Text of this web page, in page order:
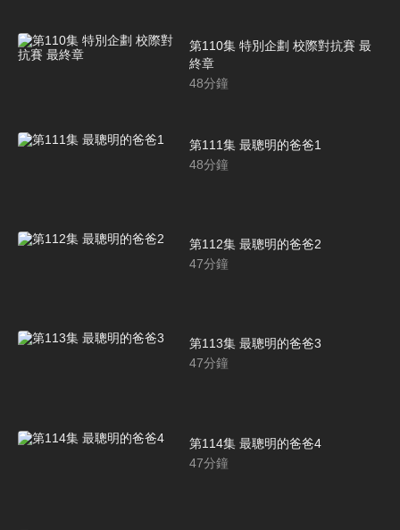
第110集 特別企劃 校際對抗賽 最
終章
48分鐘
第111集 最聰明的爸爸1
48分鐘
第112集 最聰明的爸爸2
47分鐘
第113集 最聰明的爸爸3
47分鐘
第114集 最聰明的爸爸4
47分鐘